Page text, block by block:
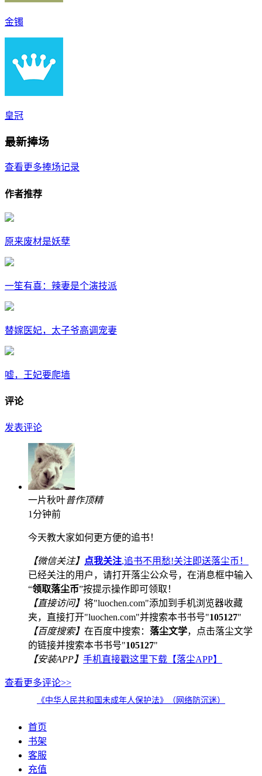
金镯
皇冠
最新捧场
查看更多捧场记录
作者推荐
原来废材是妖孽
一笙有喜：辣妻是个演技派
替嫁医妃，太子爷高调宠妻
嘘，王妃要爬墙
评论
发表评论
一片秋叶普作顶精
1分钟前
今天教大家如何更方便的追书！
【微信关注】 点我关注,追书不用愁!关注即送落尘币！
已经关注的用户，请打开落尘公众号，在消息框中输入
“领取落尘币”按提示操作即可领取！
【直接访问】 将"luochen.com"添加到手机浏览器收藏
夹，直接打开"luochen.com"并搜索本书书号"105127"
【百度搜索】 在百度中搜索： 落尘文学，点击落尘文学
的链接并搜索本书书号"105127"
【安装APP】 手机直接戳这里下载【落尘APP】
查看更多评论>>
《中华人民共和国未成年人保护法》（网络防沉迷）
首页
书架
客服
充值